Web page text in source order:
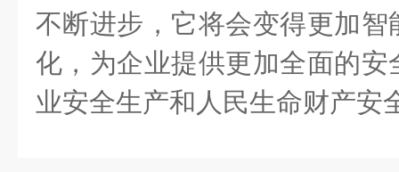
不断进步，它将会变得更加
化，为企业提供更加全面的
业安全生产和人民生命财产安